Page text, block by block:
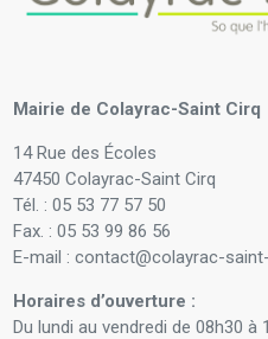
Mairie de Colayrac-Saint Cirq
14 Rue des Écoles
47450 Colayrac-Saint Cirq
Tél. : 05 53 77 57 50
Fax. : 05 53 99 86 56
E-mail : contact@colayrac-
Horaires d’ouverture :
Du lundi au vendredi de 08h30 à